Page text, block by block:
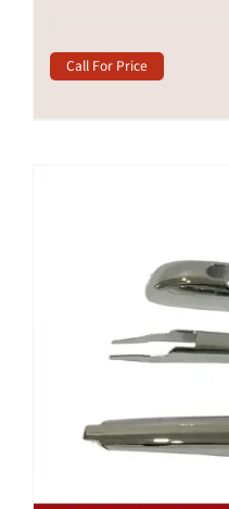
Call For Price